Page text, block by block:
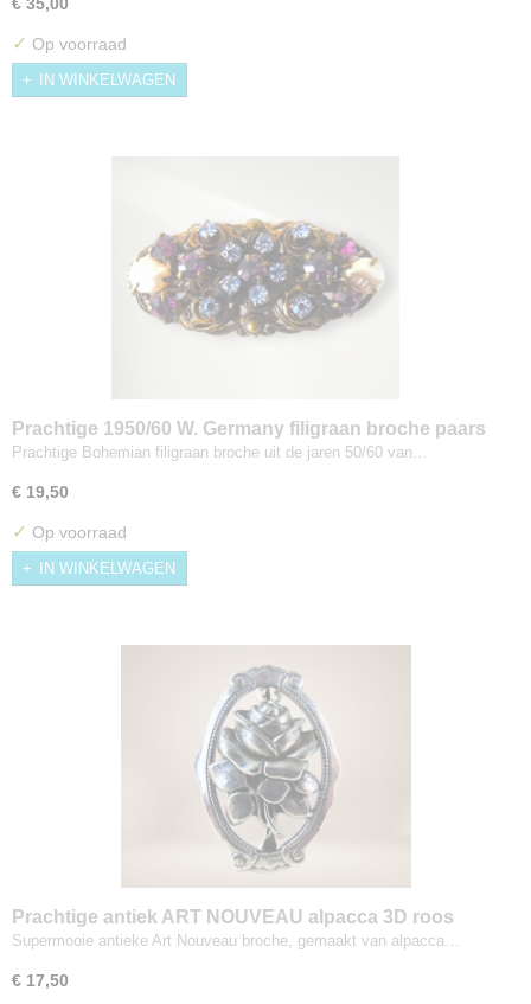
✓ Op voorraad
IN WINKELWAGEN
Prachtige 1950/60 W. Germany filigraan broche paars
en blauwe strass faux parel
Prachtige Bohemian filigraan broche uit de jaren 50/60 van…
€ 19,50
✓ Op voorraad
IN WINKELWAGEN
Prachtige antiek ART NOUVEAU alpacca 3D roos
broche
Supermooie antieke Art Nouveau broche, gemaakt van alpacca…
€ 17,50